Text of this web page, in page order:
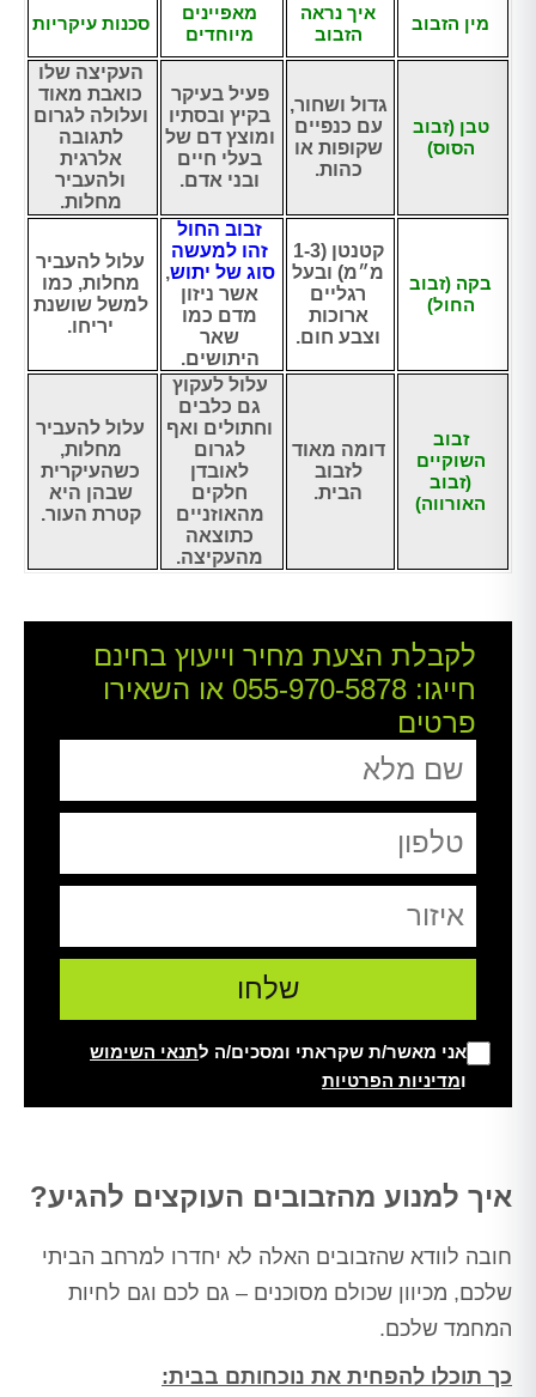
מין הזבוב
איך נראה
הזבוב
מאפיינים
מיוחדים
סכנות עיקריות
טבן (זבוב
הסוס)
גדול ושחור,
עם כנפיים
שקופות או
כהות.
פעיל בעיקר
בקיץ ובסתיו
ומוצץ דם של
בעלי חיים
ובני אדם.
העקיצה שלו
כואבת מאוד
ועלולה לגרום
לתגובה
אלרגית
ולהעביר
מחלות.
בקה (זבוב
החול)
קטנטן (1-3
מ״מ) ובעל
רגליים
ארוכות
וצבע חום.
זבוב החול
זהו למעשה
סוג של יתוש,
אשר ניזון
מדם כמו
שאר
היתושים.
עלול להעביר
מחלות, כמו
למשל שושנת
יריחו.
זבוב
השוקיים
(זבוב
האורווה)
דומה מאוד
לזבוב
הבית.
עלול לעקוץ
גם כלבים
וחתולים ואף
לגרום
לאובדן
חלקים
מהאוזניים
כתוצאה
מהעקיצה.
עלול להעביר
מחלות,
כשהעיקרית
שבהן היא
קטרת העור.
לקבלת הצעת מחיר וייעוץ בחינם
חייגו: 055-970-5878 או השאירו
פרטים
אני מאשר/ת שקראתי ומסכים/ה לתנאי השימוש
ומדיניות הפרטיות
איך למנוע מהזבובים העוקצים להגיע?
חובה לוודא שהזבובים האלה לא יחדרו למרחב הביתי
שלכם, מכיוון שכולם מסוכנים – גם לכם וגם לחיות
המחמד שלכם.
כך תוכלו להפחית את נוכחותם בבית: